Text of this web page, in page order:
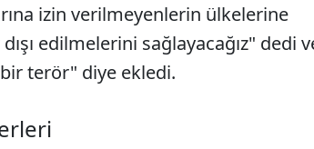
izin verilmeyenlerin ülkelerine
edilmelerini sağlayacağız" dedi
terör" diye ekledi.